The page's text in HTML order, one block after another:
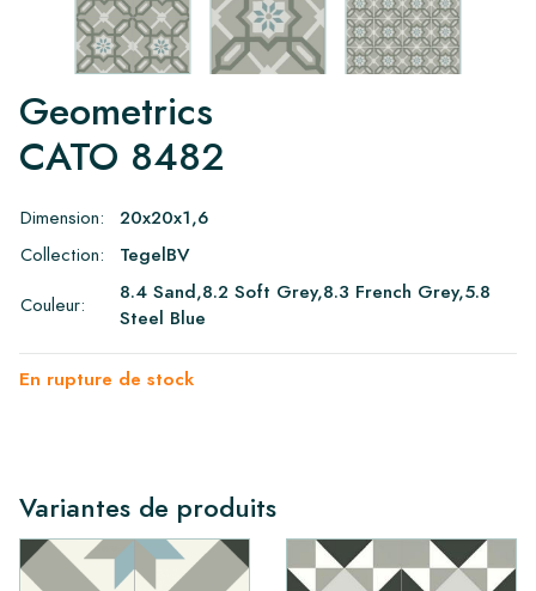
Geometrics
CATO 8482
Dimension:
20x20x1,6
Collection:
TegelBV
Couleur:
8.4 Sand,8.2 Soft Grey,8.3 French Grey,5.8
Steel Blue
En rupture de stock
Variantes de produits